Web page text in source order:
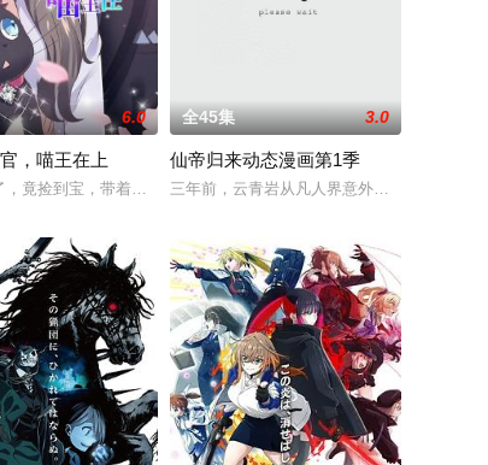
后为了生活，受顾成为此花
个CIA工作的老爸 Stan Smith 和一个他从 Ar
，但只要她們有彼此為伴，佳節歡樂氣氛永遠就在身旁。
6.0
，喵王在上
，竟捡到宝，带着巨钻的小黑猫一只！可这是猫吗？霸她浴缸，抢
全45集 3.0
仙帝归来动态漫画第1季
三年前，云青岩从凡人界意外坠入仙界。三